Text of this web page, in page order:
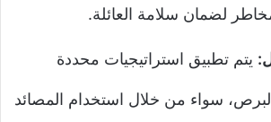
لضمان سلامة العائلة.
يتم تطبيق استراتيجيات محددة
سواء من خلال استخدام المصائد